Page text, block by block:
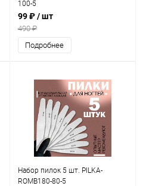
100-5
99 ₽/ шт
490 ₽
Подробнее
Набор пилок 5 шт. PILKA-
ROMB180-80-5